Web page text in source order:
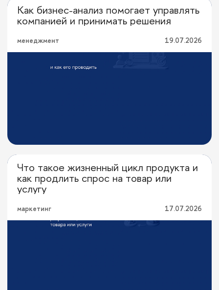
Перевод с профессионального
Как бизнес-анализ помогает управлять
компанией и принимать решения
менеджмент 19.07.2026
Перевод с профессионального
Что такое жизненный цикл продукта и
как продлить спрос на товар или
услугу
маркетинг 17.07.2026